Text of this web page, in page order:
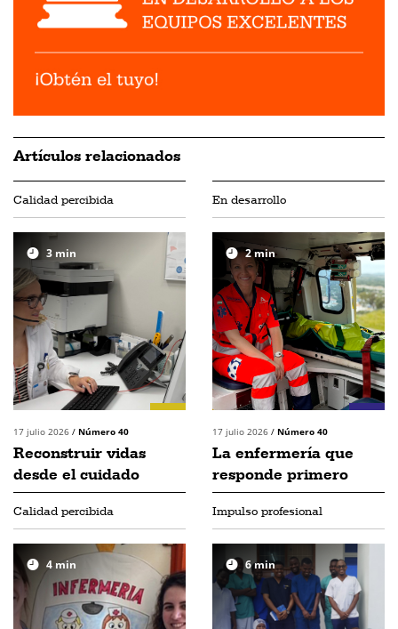
Artículos relacionados
Calidad percibida
3 min
17 julio 2026 / Número 40
Reconstruir vidas
desde el cuidado
En desarrollo
2min
17 julio 2026 / Número 40
La enfermería que
responde primero
Calidad percibida
4min
Impulso profesional
6min